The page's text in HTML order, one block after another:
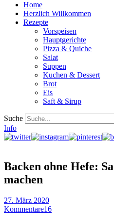
Home
Herzlich Willkommen
Rezepte
Vorspeisen
Hauptgerichte
Pizza & Quiche
Salat
Suppen
Kuchen & Dessert
Brot
Eis
Saft & Sirup
Suche
Info
Backen ohne Hefe:
machen
27. März 2020
Kommentare16